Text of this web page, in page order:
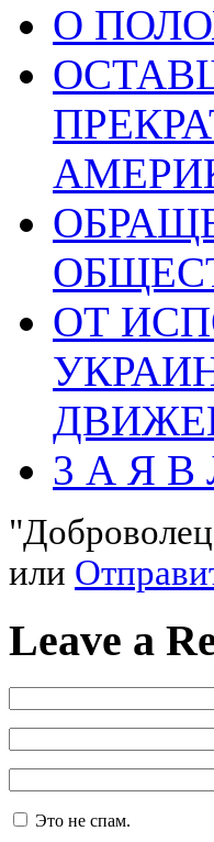
О
ОТ
3 А Я В
или
Leave a
Это не спам.